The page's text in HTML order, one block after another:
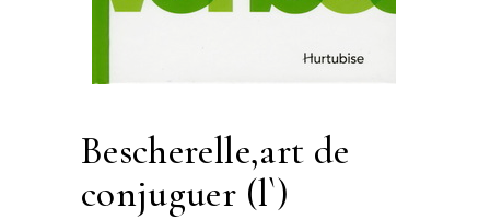
bescherelle,art de
conjuguer (l`)